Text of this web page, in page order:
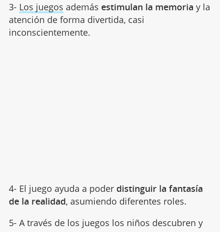
3- Los juegos además estimulan la memoria y la
atención de forma divertida, casi
inconscientemente.
4- El juego ayuda a poder distinguir la fantasía
de la realidad, asumiendo diferentes roles.
5- A través de los juegos los niños descubren y